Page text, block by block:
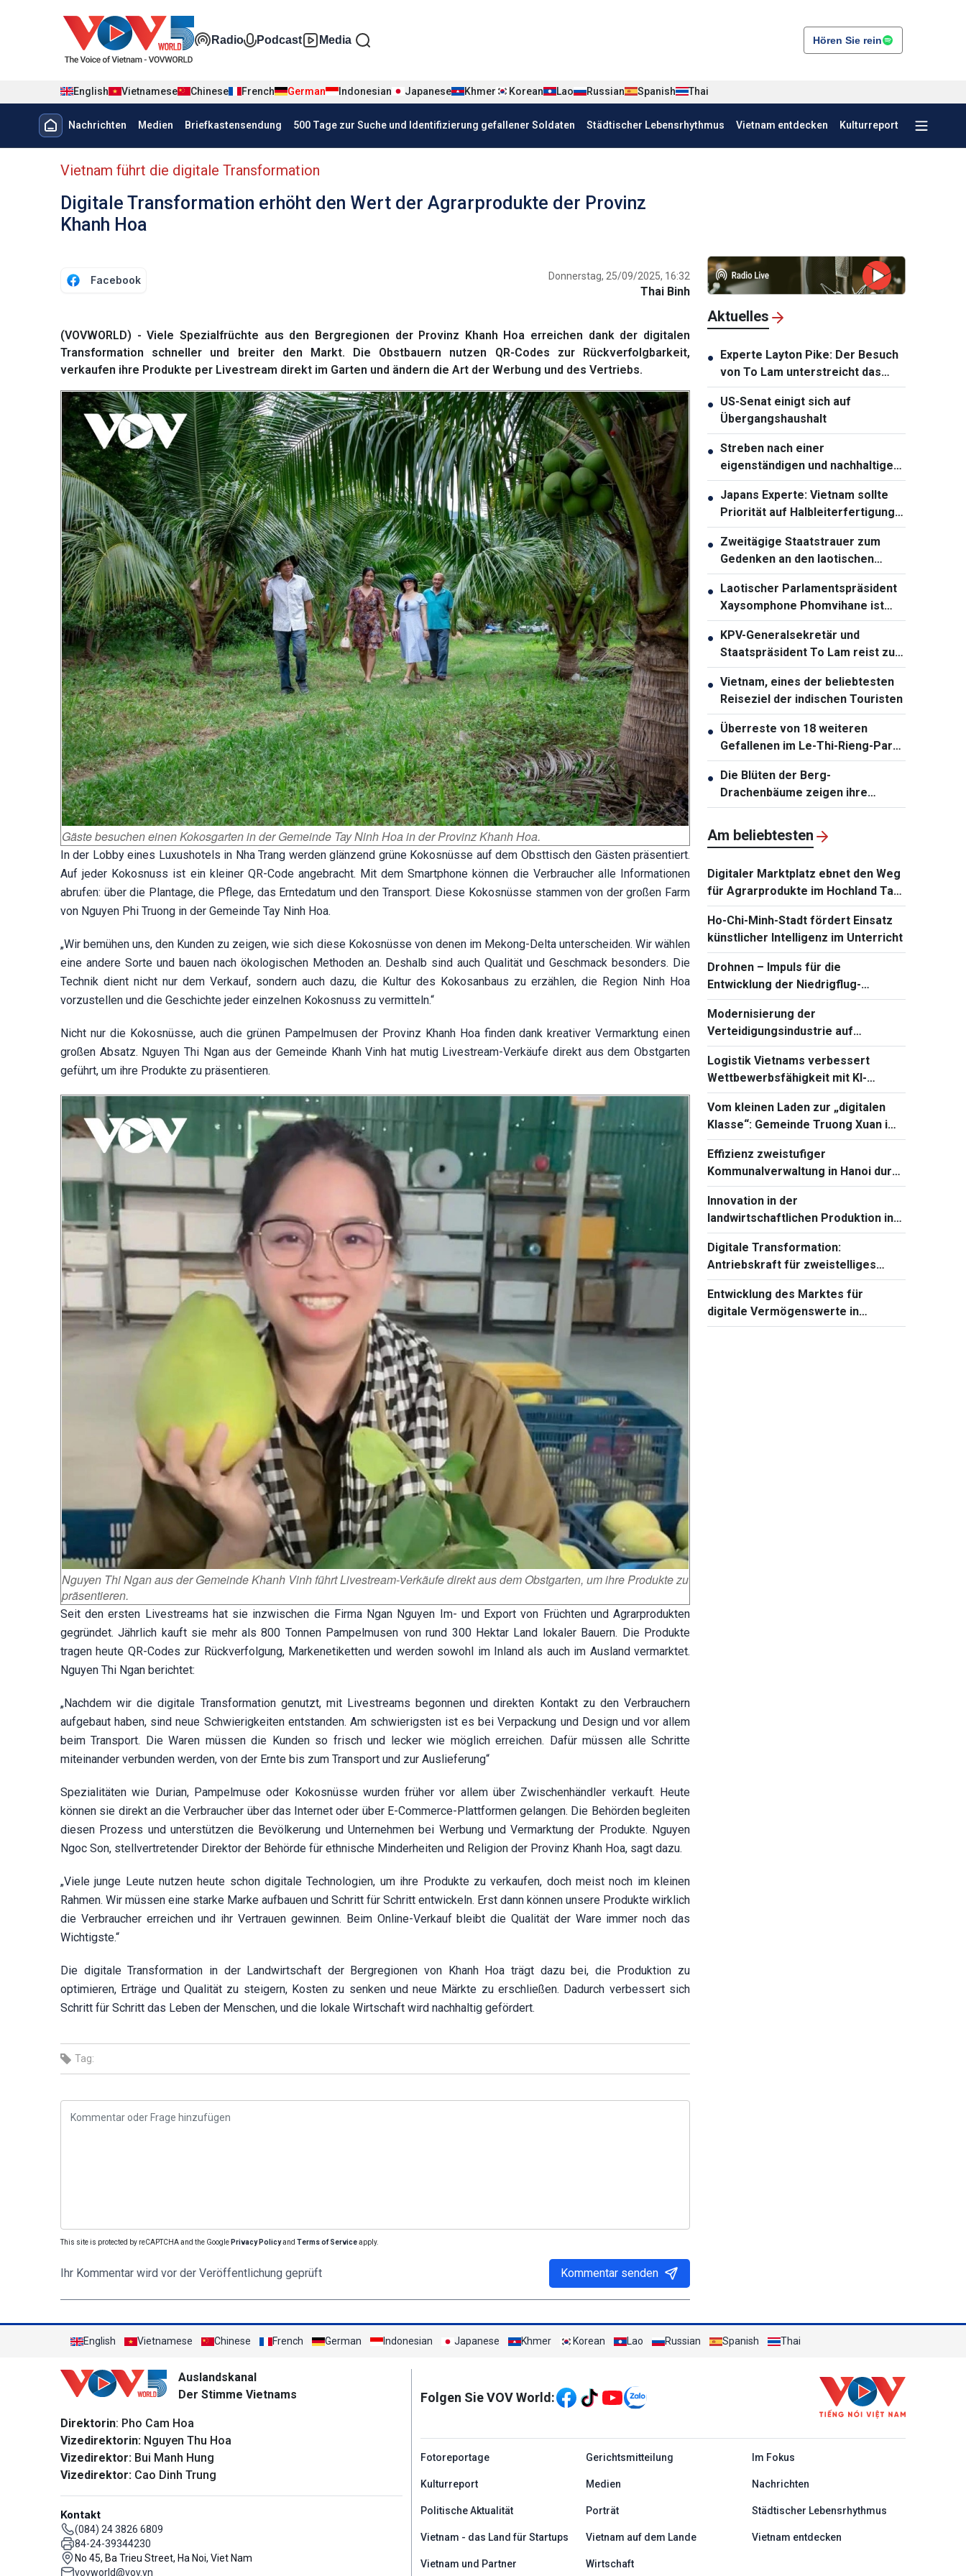
Đa phương tiện tiếng Đức
Radio Podcast Media Hören Sie rein
English Vietnamese Chinese French German Indonesian Japanese Khmer Korean Lao Russian Spanish Thai
Menu trang chủ tiếng Đức
Nachrichten Medien Briefkastensendung 500 Tage zur Suche und Identifizierung gefallener Soldaten Städtischer Lebensrhythmus Vietnam entdecken Kulturreport
menu phụ tiếng Đức
Vietnam führt die digitale Transformation
Digitale Transformation erhöht den Wert der Agrarprodukte der Provinz
Khanh Hoa
Facebook Donnerstag, 25/09/2025, 16:32
Thai Binh
(VOVWORLD) - Viele Spezialfrüchte aus den Bergregionen der Provinz Khanh Hoa erreichen dank der digitalen
Transformation schneller und breiter den Markt. Die Obstbauern nutzen QR-Codes zur Rückverfolgbarkeit,
verkaufen ihre Produkte per Livestream direkt im Garten und ändern die Art der Werbung und des Vertriebs.
Gäste besuchen einen Kokosgarten in der Gemeinde Tay Ninh Hoa in der Provinz Khanh Hoa.
In der Lobby eines Luxushotels in Nha Trang werden glänzend grüne Kokosnüsse auf dem Obsttisch den Gästen präsentiert.
Auf jeder Kokosnuss ist ein kleiner QR-Code angebracht. Mit dem Smartphone können die Verbraucher alle Informationen
abrufen: über die Plantage, die Pflege, das Erntedatum und den Transport. Diese Kokosnüsse stammen von der großen Farm
von Nguyen Phi Truong in der Gemeinde Tay Ninh Hoa.
„Wir bemühen uns, den Kunden zu zeigen, wie sich diese Kokosnüsse von denen im Mekong-Delta unterscheiden. Wir wählen
eine andere Sorte und bauen nach ökologischen Methoden an. Deshalb sind auch Qualität und Geschmack besonders. Die
Technik dient nicht nur dem Verkauf, sondern auch dazu, die Kultur des Kokosanbaus zu erzählen, die Region Ninh Hoa
vorzustellen und die Geschichte jeder einzelnen Kokosnuss zu vermitteln.“
Nicht nur die Kokosnüsse, auch die grünen Pampelmusen der Provinz Khanh Hoa finden dank kreativer Vermarktung einen
großen Absatz. Nguyen Thi Ngan aus der Gemeinde Khanh Vinh hat mutig Livestream-Verkäufe direkt aus dem Obstgarten
geführt, um ihre Produkte zu präsentieren.
Nguyen Thi Ngan aus der Gemeinde Khanh Vinh führt Livestream-Verkäufe direkt aus dem Obstgarten, um ihre Produkte zu
präsentieren.
Seit den ersten Livestreams hat sie inzwischen die Firma Ngan Nguyen Im- und Export von Früchten und Agrarprodukten
gegründet. Jährlich kauft sie mehr als 800 Tonnen Pampelmusen von rund 300 Hektar Land lokaler Bauern. Die Produkte
tragen heute QR-Codes zur Rückverfolgung, Markenetiketten und werden sowohl im Inland als auch im Ausland vermarktet.
Nguyen Thi Ngan berichtet:
„Nachdem wir die digitale Transformation genutzt, mit Livestreams begonnen und direkten Kontakt zu den Verbrauchern
aufgebaut haben, sind neue Schwierigkeiten entstanden. Am schwierigsten ist es bei Verpackung und Design und vor allem
beim Transport. Die Waren müssen die Kunden so frisch und lecker wie möglich erreichen. Dafür müssen alle Schritte
miteinander verbunden werden, von der Ernte bis zum Transport und zur Auslieferung“
Spezialitäten wie Durian, Pampelmuse oder Kokosnüsse wurden früher vor allem über Zwischenhändler verkauft. Heute
können sie direkt an die Verbraucher über das Internet oder über E-Commerce-Plattformen gelangen. Die Behörden begleiten
diesen Prozess und unterstützen die Bevölkerung und Unternehmen bei Werbung und Vermarktung der Produkte. Nguyen
Ngoc Son, stellvertretender Direktor der Behörde für ethnische Minderheiten und Religion der Provinz Khanh Hoa, sagt dazu.
„Viele junge Leute nutzen heute schon digitale Technologien, um ihre Produkte zu verkaufen, doch meist noch im kleinen
Rahmen. Wir müssen eine starke Marke aufbauen und Schritt für Schritt entwickeln. Erst dann können unsere Produkte wirklich
die Verbraucher erreichen und ihr Vertrauen gewinnen. Beim Online-Verkauf bleibt die Qualität der Ware immer noch das
Wichtigste.“
Die digitale Transformation in der Landwirtschaft der Bergregionen von Khanh Hoa trägt dazu bei, die Produktion zu
optimieren, Erträge und Qualität zu steigern, Kosten zu senken und neue Märkte zu erschließen. Dadurch verbessert sich
Schritt für Schritt das Leben der Menschen, und die lokale Wirtschaft wird nachhaltig gefördert.
Tag:
This site is protected by reCAPTCHA and the Google Privacy Policyand Terms of Serviceapply.
Ihr Kommentar wird vor der Veröffentlichung geprüft Kommentar senden
Aktuelles
● Experte Layton Pike: Der Besuch
von To Lam unterstreicht das
wachsende Vertrauen zwischen
Vietnam und Australien
● US-Senat einigt sich auf
Übergangshaushalt
● Streben nach einer
eigenständigen und nachhaltigen
ASEAN-Gemeinschaft
● Japans Experte: Vietnam sollte
Priorität auf Halbleiterfertigung
und -verpackung legen
● Zweitägige Staatstrauer zum
Gedenken an den laotischen
Parlamentspräsidenten
Saysomphone Phomvihane
● Laotischer Parlamentspräsident
Xaysomphone Phomvihane ist
gestorben
● KPV-Generalsekretär und
Staatspräsident To Lam reist zu
Staatsbesuchen nach Australien
und Neuseeland
● Vietnam, eines der beliebtesten
Reiseziel der indischen Touristen
● Überreste von 18 weiteren
Gefallenen im Le-Thi-Rieng-Park
in Ho-Chi-Minh-Stadt geborgen
● Die Blüten der Berg-
Drachenbäume zeigen ihre
leuchtenden Farben über der Ha-
Long-Bucht
Am beliebtesten
Digitaler Marktplatz ebnet den Weg
für Agrarprodukte im Hochland Tay
Nguyen
Ho-Chi-Minh-Stadt fördert Einsatz
künstlicher Intelligenz im Unterricht
Drohnen – Impuls für die
Entwicklung der Niedrigflug-
Ökonomie in Dien Bien
Modernisierung der
Verteidigungsindustrie auf
Grundlage von Wissenschaft und
Technologie
Logistik Vietnams verbessert
Wettbewerbsfähigkeit mit KI-
Technologie
Vom kleinen Laden zur „digitalen
Klasse“: Gemeinde Truong Xuan im
Wandel
Effizienz zweistufiger
Kommunalverwaltung in Hanoi durch
digitale Transformation verbessern
Innovation in der
landwirtschaftlichen Produktion in
Berggebieten
Digitale Transformation:
Antriebskraft für zweistelliges
Wachstum
Entwicklung des Marktes für
digitale Vermögenswerte in
Vietnam
English Vietnamese Chinese French German Indonesian Japanese Khmer Korean Lao Russian Spanish Thai
Auslandskanal
Der Stimme Vietnams
Direktorin: Pho Cam Hoa
Vizedirektorin: Nguyen Thu Hoa
Vizedirektor: Bui Manh Hung
Vizedirektor: Cao Dinh Trung
Kontakt
(084) 24 3826 6809
84-24-39344230
No 45, Ba Trieu Street, Ha Noi, Viet Nam
vovworld@vov.vn
Folgen Sie VOV World:
menu footer tiếng Đức
Fotoreportage Gerichtsmitteilung Im Fokus
Kulturreport Medien Nachrichten
Politische Aktualität Porträt Städtischer Lebensrhythmus
Vietnam - das Land für Startups Vietnam auf dem Lande Vietnam entdecken
Vietnam und Partner Wirtschaft